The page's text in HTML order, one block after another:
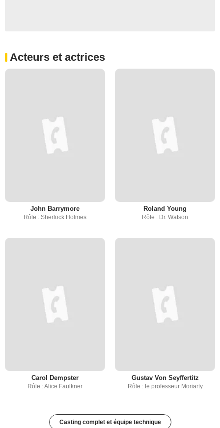
Acteurs et actrices
John Barrymore
Rôle : Sherlock Holmes
Roland Young
Rôle : Dr. Watson
Carol Dempster
Rôle : Alice Faulkner
Gustav Von Seyffertitz
Rôle : le professeur Moriarty
Casting complet et équipe technique